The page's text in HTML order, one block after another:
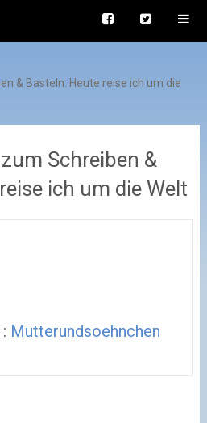
& Basteln: Heute reise ich um die
Schreiben &
ich um die Welt
Mutterundsoehnchen